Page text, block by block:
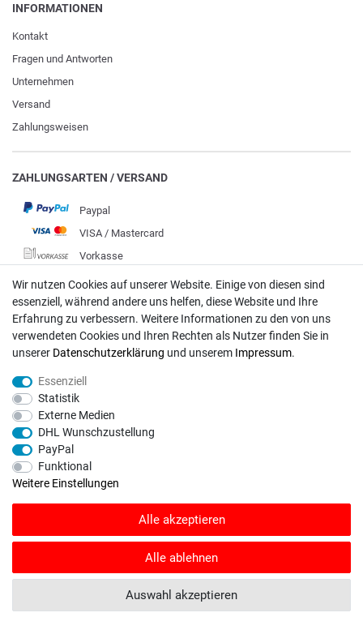
INFORMATIONEN
Kontakt
Fragen und Antworten
Unternehmen
Versand
Zahlungsweisen
ZAHLUNGSARTEN / VERSAND
Paypal
VISA / Mastercard
Vorkasse
DHL
Deutsche Post
Bei Fragen wenden Sie sich direkt an unser Service-Team.
info@rasentraktoren-motoren.de
MA-Versand GmbH, 53925 Kall, In der Laach 1-3
SHOPVOTE Bewertungen. SHOPVOTE setzt automatische und manuelle
© Copyright 2026 | Alle Rechte vorbehalten. - Rasentraktoren-Motoren | Realisation
Wir nutzen Cookies auf unserer Website. Einige von diesen sind
essenziell, während andere uns helfen, diese Website und Ihre
Erfahrung zu verbessern. Weitere Informationen zu den von uns
verwendeten Cookies und Ihren Rechten als Nutzer finden Sie in
unserer Daten­schutz­erklärung und unserem Impressum.
Essenziell
Statistik
Externe Medien
DHL Wunschzustellung
PayPal
Funktional
Weitere Einstellungen
Alle akzeptieren
Alle ablehnen
Auswahl akzeptieren